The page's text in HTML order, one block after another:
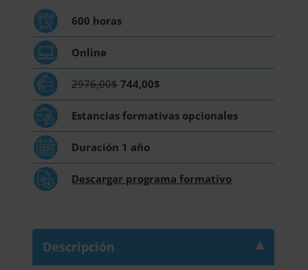
Maestría
en
del
Acreditado
Apostilla
Haya
cantidad
600 horas
Online
2976,00$ 744,00$
Estancias formativas opcionales
Duración 1 año
Descargar programa formativo
Descripción